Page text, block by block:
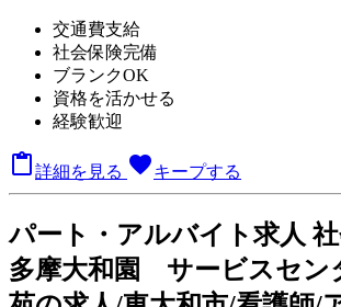
交通費支給
社会保険完備
ブランクOK
資格を活かせる
経験歓迎
詳細を見る favoriteキープする
パート ・アルバイト求人
多摩大和園 サービスセン